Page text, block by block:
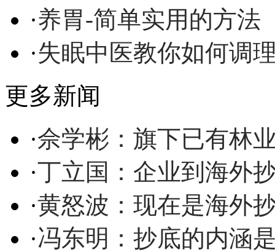
·养胃-简单实用的方法
·失眠中医教你如何调
更多新闻
·佘学彬：旗下已有林
·丁立国：企业到海外
·黄怒波：现在是海外
·冯东明：抄底的内涵